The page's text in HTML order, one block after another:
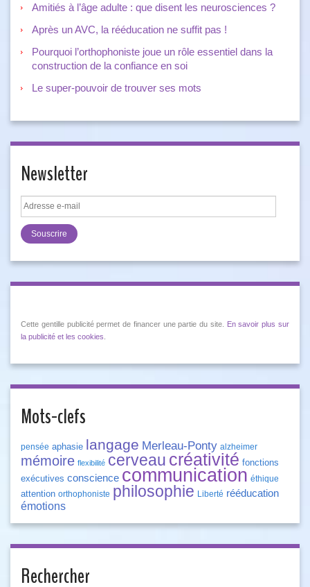
Amitiés à l’âge adulte : que disent les neurosciences ?
Après un AVC, la rééducation ne suffit pas !
Pourquoi l’orthophoniste joue un rôle essentiel dans la
construction de la confiance en soi
Le super-pouvoir de trouver ses mots
Newsletter
Adresse
e-
mail
Cette gentille publicité permet de financer une partie du site.
En savoir plus sur
la publicité et les cookies
Mots-clefs
pensée aphasie langage Merleau-Ponty alzheimer
mémoire flexibilité cerveau créativité fonctions
exécutives conscience communication éthique
attention orthophoniste philosophie Liberté rééducation
émotions
Rechercher